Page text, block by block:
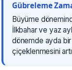
Gübreleme
Büyüme
İlkbahar ve yaz
dönemde ayda bir
çiçeklenmesini